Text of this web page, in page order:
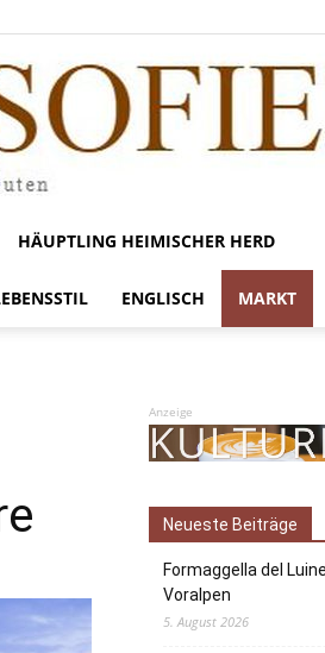
HÄUPTLING HEIMISCHER HERD
ENGLISCH MARKT
Anzeige
Neueste Beiträge
Formaggella del
Voralpen
5. August 2026